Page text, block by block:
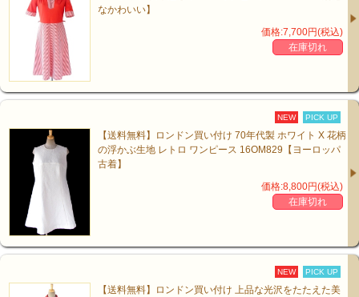
なかわいい】
価格:7,700円(税込)
在庫切れ
NEW PICK UP
【送料無料】ロンドン買い付け 70年代製 ホワイト X 花柄
の浮かぶ生地 レトロ ワンピース 16OM829【ヨーロッパ
古着】
価格:8,800円(税込)
在庫切れ
NEW PICK UP
【送料無料】ロンドン買い付け 上品な光沢をたたえた美